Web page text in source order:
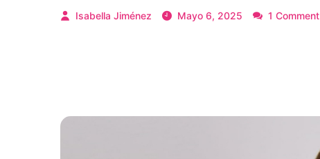
Isabella Jiménez Mayo 6, 2025 1 Comment